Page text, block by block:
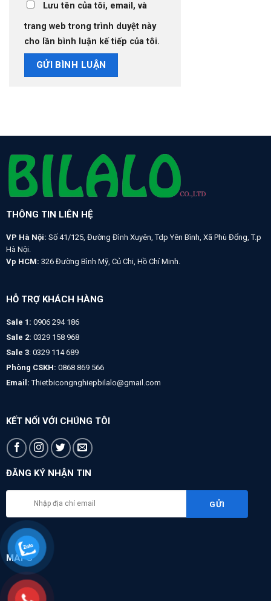
Lưu tên của tôi, email, và
trang web trong trình duyệt này
cho lần bình luận kế tiếp của tôi.
THÔNG TIN LIÊN HỆ
VP Hà Nội: Số 41/125, Đường Đình Xuyên, Tdp Yên Bình, Xã Phù Đổng, T.p
Hà Nội.
Vp HCM: 326 Đường Bình Mỹ, Củ Chi, Hồ Chí Minh.
HỖ TRỢ KHÁCH HÀNG
Sale 1: 0906 294 186
Sale 2: 0329 158 968
Sale 3: 0329 114 689
Phòng CSKH: 0868 869 566
Email: Thietbicongnghiepbilalo@gmail.com
KẾT NỐI VỚI CHÚNG TÔI
ĐĂNG KÝ NHẬN TIN
MAPS